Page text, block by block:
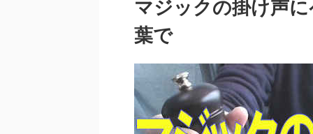
マジックの掛け声
葉で